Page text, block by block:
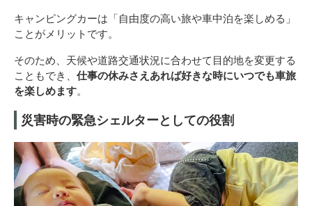
キャンピングカーは「自由度の高い旅や車中泊を楽しめる」
ことがメリットです。
そのため、天候や道路交通状況に合わせて目的地を変更する
こともでき、 仕事の休みさえあれば好きな時にいつでも車旅
を楽しめます。
災害時の緊急シェルターとしての役割